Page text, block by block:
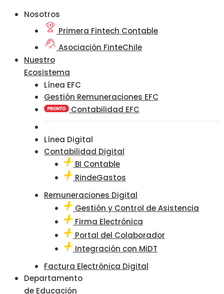
Nosotros
Primera Fintech Contable
Asociación FinteChile
Nuestro
Ecosistema
Línea EFC
Gestión Remuneraciones EFC
Contabilidad EFC
Línea Digital
Contabilidad Digital
BI Contable
RindeGastos
Remuneraciones Digital
Gestión y Control de Asistencia
Firma Electrónica
Portal del Colaborador
Integración con MiDT
Factura Electrónica Digital
Departamento
de Educación